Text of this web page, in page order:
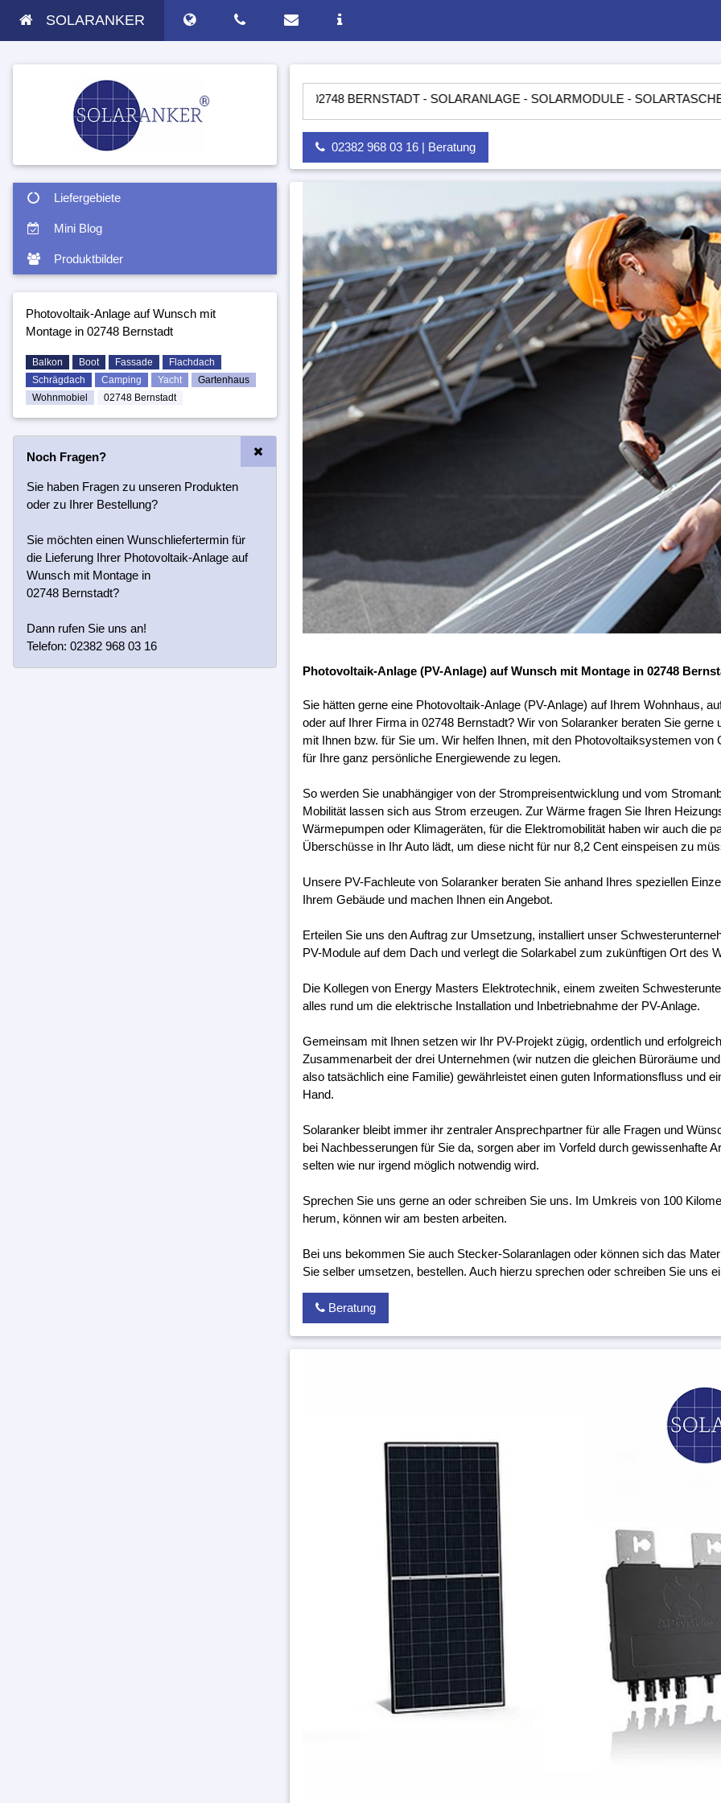
SOLARANKER
Liefergebiete
Mini Blog
Produktbilder
Photovoltaik-Anlage auf Wunsch mit
Montage in 02748 Bernstadt
Balkon Boot Fassade
Flachdach
Schrägdach
Camping Yacht
Gartenhaus
Wohnmobiel
02748 Bernstadt
Noch Fragen?
Sie haben Fragen zu unseren Produkten
oder zu Ihrer Bestellung?
Sie möchten einen Wunschliefertermin für
die Lieferung Ihrer Photovoltaik-Anlage auf
Wunsch mit Montage in
02748 Bernstadt?
Dann rufen Sie uns an!
Telefon: 02382 968 03 16
ANLAGE AUF WUNSCH MIT MONTAGE IN 02748 BERNSTADT - SOLARANLAGE - SOLARMODULE - SOLARTASCHEN -
02382 968 03 16 | Beratung
Photovoltaik-Anlage (PV-Anlage) auf Wunsch mit Montage in 02748
Sie hätten gerne eine Photovoltaik-Anlage (PV-Anlage) auf Ihrem Wohnhaus,
oder auf Ihrer Firma in 02748 Bernstadt? Wir von Solaranker beraten Sie gerne
mit Ihnen bzw. für Sie um. Wir helfen Ihnen, mit den Photovoltaiksystemen von
für Ihre ganz persönliche Energiewende zu legen.
So werden Sie unabhängiger von der Strompreisentwicklung und vom
Mobilität lassen sich aus Strom erzeugen. Zur Wärme fragen Sie Ihren
Wärmepumpen oder Klimageräten, für die Elektromobilität haben wir auch die
Überschüsse in Ihr Auto lädt, um diese nicht für nur 8,2 Cent einspeisen zu
Unsere PV-Fachleute von Solaranker beraten Sie anhand Ihres speziellen
Ihrem Gebäude und machen Ihnen ein Angebot.
Erteilen Sie uns den Auftrag zur Umsetzung, installiert unser
PV-Module auf dem Dach und verlegt die Solarkabel zum zukünftigen Ort des
Die Kollegen von Energy Masters Elektrotechnik, einem zweiten
alles rund um die elektrische Installation und Inbetriebnahme der PV-Anlage.
Gemeinsam mit Ihnen setzen wir Ihr PV-Projekt zügig, ordentlich und
Zusammenarbeit der drei Unternehmen (wir nutzen die gleichen Büroräume
also tatsächlich eine Familie) gewährleistet einen guten Informationsfluss und
Hand.
Solaranker bleibt immer ihr zentraler Ansprechpartner für alle Fragen und
bei Nachbesserungen für Sie da, sorgen aber im Vorfeld durch gewissenhafte
selten wie nur irgend möglich notwendig wird.
Sprechen Sie uns gerne an oder schreiben Sie uns. Im Umkreis von 100
herum, können wir am besten arbeiten.
Bei uns bekommen Sie auch Stecker-Solaranlagen oder können sich das
Sie selber umsetzen, bestellen. Auch hierzu sprechen oder schreiben Sie uns
Beratung